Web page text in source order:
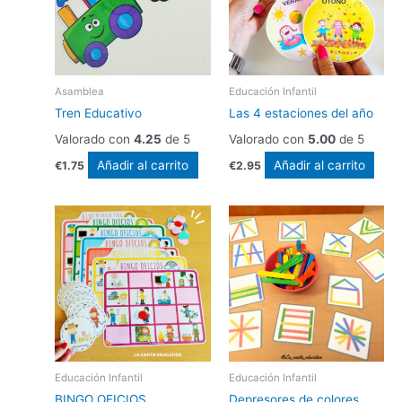
Asamblea
Tren Educativo
Valorado con4.25 de 5
€1.75 Añadir al carrito
Educación Infantil
Las 4 estaciones del año
Valorado con 5.00de 5
€2.95 Añadir al carrito
Educación Infantil Educación Infantil